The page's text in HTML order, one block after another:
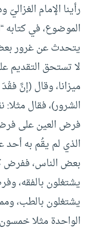
رأينا الإمام
الموضوع، في كتابه
يتحدث عن غرور
لا تستحق التقديم
ميزانا، وقال (إنَّ
الشرور)، فقال
فرض العين على فرض
الذي لم يقُم به أحد
بعض الناس، ففرض
يشتغلون بالفقه،
يشتغلون بالطب،
الواحدة مثلا